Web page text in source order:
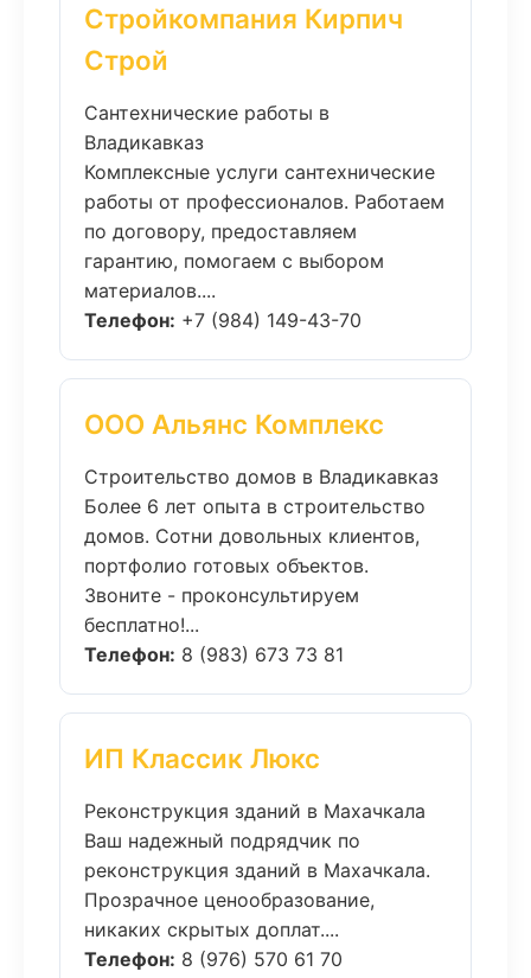
Стройкомпания Кирпич
Строй
Сантехнические работы в
Владикавказ
Комплексные услуги сантехнические
работы от профессионалов. Работаем
по договору, предоставляем
гарантию, помогаем с выбором
материалов....
Телефон: +7 (984) 149-43-70
ООО Альянс Комплекс
Строительство домов в Владикавказ
Более 6 лет опыта в строительство
домов. Сотни довольных клиентов,
портфолио готовых объектов.
Звоните - проконсультируем
бесплатно!...
Телефон: 8 (983) 673 73 81
ИП Классик Люкс
Реконструкция зданий в Махачкала
Ваш надежный подрядчик по
реконструкция зданий в Махачкала.
Прозрачное ценообразование,
никаких скрытых доплат....
Телефон: 8 (976) 570 61 70